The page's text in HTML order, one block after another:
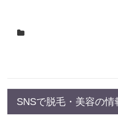
SNSで脱毛・美容の情